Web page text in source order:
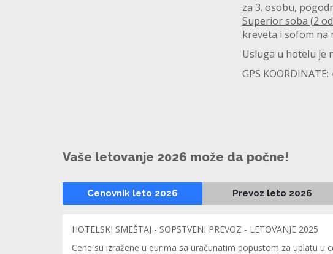
za 3. osobu,
Superior soba (2
kreveta i sofom na
Usluga u hotelu je
GPS
Vaše letovanje 2026 može da počne!
Cenovnik leto 2026 Prevoz leto 2026
HOTELSKI SMEŠTAJ - SOPSTVENI PREVOZ - LETOVANJE 2025
Cene su izražene u eurima sa uračunatim popustom za uplatu